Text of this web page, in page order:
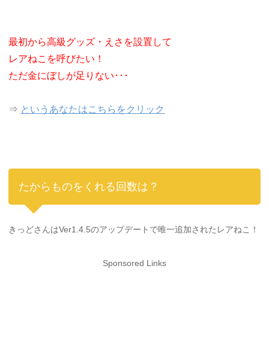
最初から高級グッズ・えさを設置して
レアねこを呼びたい！
ただ金にぼしが足りない･･･
⇒ というあなたはこちらをクリック
たからものをくれる回数は？
きっどさんはVer1.4.5のアップデートで唯一追加されたレアねこ！
Sponsored Links